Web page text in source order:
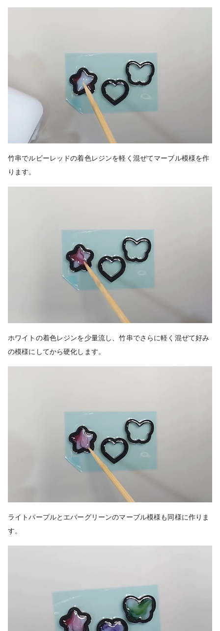
竹串でルビーレッドの着色レジンを軽く混ぜてマーブル模様を作
ります。
ホワイトの着色レジンを少量流し、竹串でさらに軽く混ぜて好み
の模様にしてから硬化します。
ライトパープルとエバーグリーンのマーブル模様も同様に作りま
す。